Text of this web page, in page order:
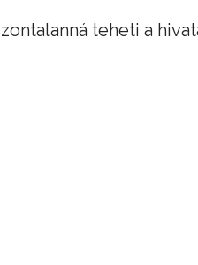
teheti a